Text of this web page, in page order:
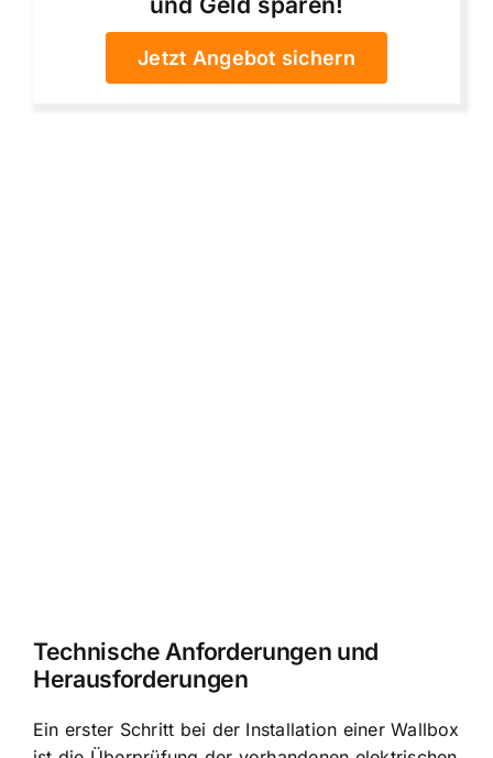
Jetzt Angebot sichern
Technische Anforderungen und
Herausforderungen
Ein erster Schritt bei der Installation einer Wallbox